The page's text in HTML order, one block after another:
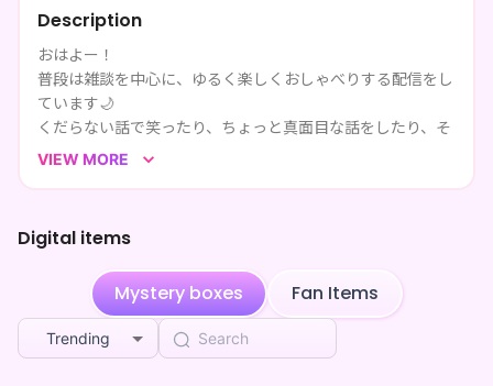
Description
おはよー！
普段は雑談を中心に、ゆるく楽しくおしゃべりする配信をし
ています🌙
くだらない話で笑ったり、ちょっと真面目な話をしたり、そ
の日の気分でまったり進んでいくのがこの枠の雰囲気です。
気づいたら長居してしまうような、そんな空間を目指してい
ます。
VIEW MORE
Digital items
Mystery boxes Fan Items
Trending